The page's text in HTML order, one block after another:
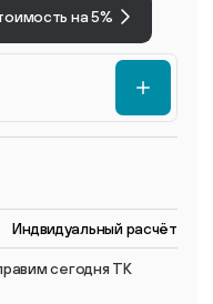
на 5%
Индвидуальный расчёт
сегодня ТК